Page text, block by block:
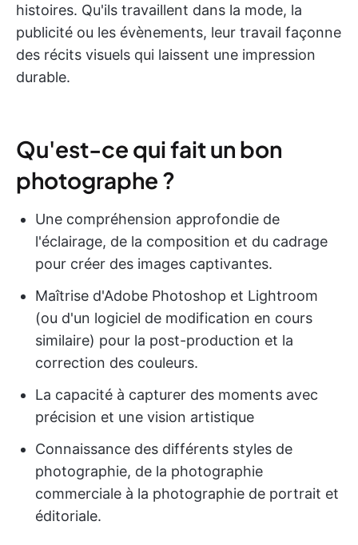
histoires. Qu'ils travaillent dans la mode, la
publicité ou les évènements, leur travail façonne
des récits visuels qui laissent une impression
durable.
Qu'est-ce qui fait un bon
photographe ?
Une compréhension approfondie de
l'éclairage, de la composition et du cadrage
pour créer des images captivantes.
Maîtrise d'Adobe Photoshop et Lightroom
(ou d'un logiciel de modification en cours
similaire) pour la post-production et la
correction des couleurs.
La capacité à capturer des moments avec
précision et une vision artistique
Connaissance des différents styles de
photographie, de la photographie
commerciale à la photographie de portrait et
éditoriale.